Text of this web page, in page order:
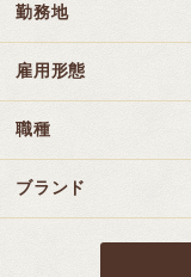
勤務地
雇用形態
職種
ブランド